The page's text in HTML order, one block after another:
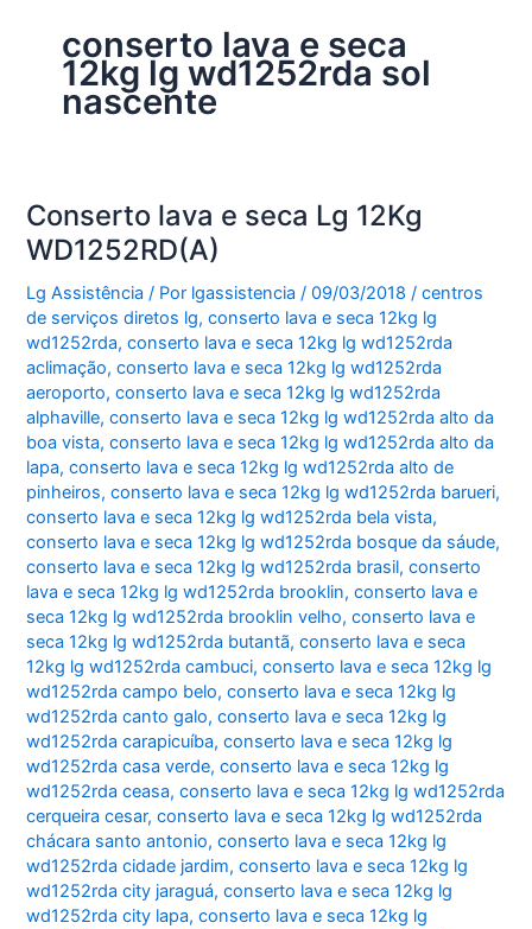
conserto lava e seca
12kg lg wd1252rda sol
nascente
Conserto lava e seca Lg 12Kg
WD1252RD(A)
Lg Assistência / Por lgassistencia/09/03/2018 /centros
de serviços diretos lg,conserto lava e seca 12kg lg
wd1252rda,conserto lava e seca 12kg lg wd1252rda
aclimação,conserto lava e seca 12kg lg wd1252rda
aeroporto,conserto lava e seca 12kg lg wd1252rda
alphaville,conserto lava e seca 12kg lg wd1252rda alto da
boa vista,conserto lava e seca 12kg lg wd1252rda alto da
lapa,conserto lava e seca 12kg lg wd1252rda alto de
pinheiros,conserto lava e seca 12kg lg wd1252rda barueri,
conserto lava e seca 12kg lg wd1252rda bela vista,
conserto lava e seca 12kg lg wd1252rda bosque da sáude,
conserto lava e seca 12kg lg wd1252rda brasil,conserto
lava e seca 12kg lg wd1252rda brooklin,conserto lava e
seca 12kg lg wd1252rda brooklin velho,conserto lava e
seca 12kg lg wd1252rda butantã,conserto lava e seca
12kg lg wd1252rda cambuci,conserto lava e seca 12kg lg
wd1252rda campo belo,conserto lava e seca 12kg lg
wd1252rda canto galo,conserto lava e seca 12kg lg
wd1252rda carapicuíba,conserto lava e seca 12kg lg
wd1252rda casa verde,conserto lava e seca 12kg lg
wd1252rda ceasa,conserto lava e seca 12kg lg wd1252rda
cerqueira cesar,conserto lava e seca 12kg lg wd1252rda
chácara santo antonio,conserto lava e seca 12kg lg
wd1252rda cidade jardim,conserto lava e seca 12kg lg
wd1252rda city jaraguá,conserto lava e seca 12kg lg
wd1252rda city lapa,conserto lava e seca 12kg lg